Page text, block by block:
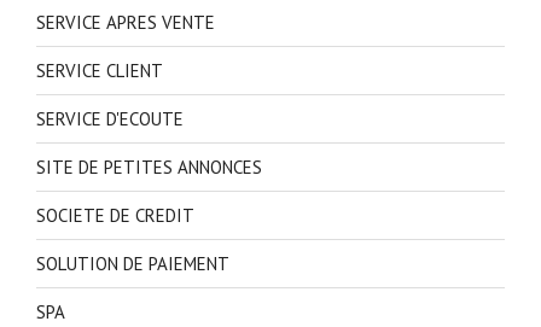
SERVICE APRES VENTE
SERVICE CLIENT
SERVICE D'ECOUTE
SITE DE PETITES ANNONCES
SOCIETE DE CREDIT
SOLUTION DE PAIEMENT
SPA